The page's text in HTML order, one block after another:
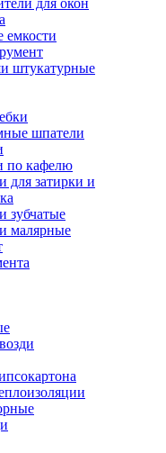
для окон
емкости
штукатурные
шпатели
по кафелю
для затирки и
зубчатые
малярные